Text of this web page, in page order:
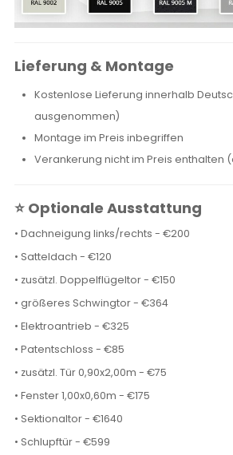
Lieferung & Montage
Kostenlose Lieferung innerhalb
ausgenommen)
Montage im Preis inbegriffen
Verankerung nicht im Preis enthalten
⭐ Optionale Ausstattung
• Dachneigung links/rechts - €200
• Satteldach - €120
• zusätzl. Doppelflügeltor - €150
• größeres Schwingtor - €364
• Elektroantrieb - €325
• Patentschloss - €85
• zusätzl. Tür 0,90x2,00m - €75
• Fenster 1,00x0,60m - €175
• Sektionaltor - €1640
• Schlupftür - €599